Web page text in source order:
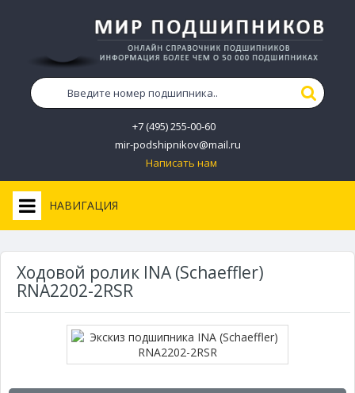
+7 (495) 255-00-60
mir-podshipnikov@mail.ru
Написать нам
НАВИГАЦИЯ
Ходовой ролик INA (Schaeffler)
RNA2202-2RSR